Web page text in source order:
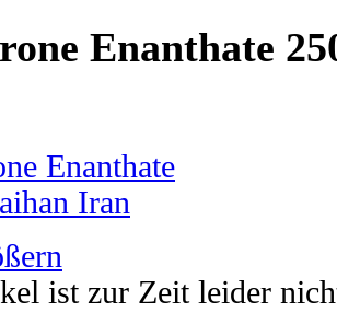
Enanthate
ist zur Zeit leider